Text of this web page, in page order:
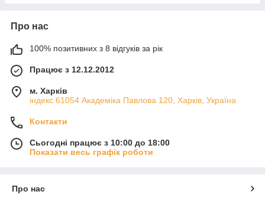
Про нас
100% позитивних з 8 відгуків за рік
Працює з 12.12.2012
м. Харків
індекс 61054 Академіка Павлова 120, Харків, Україна
Контакти
Сьогодні працює з 10:00 до 18:00
Показати весь графік роботи
Про нас